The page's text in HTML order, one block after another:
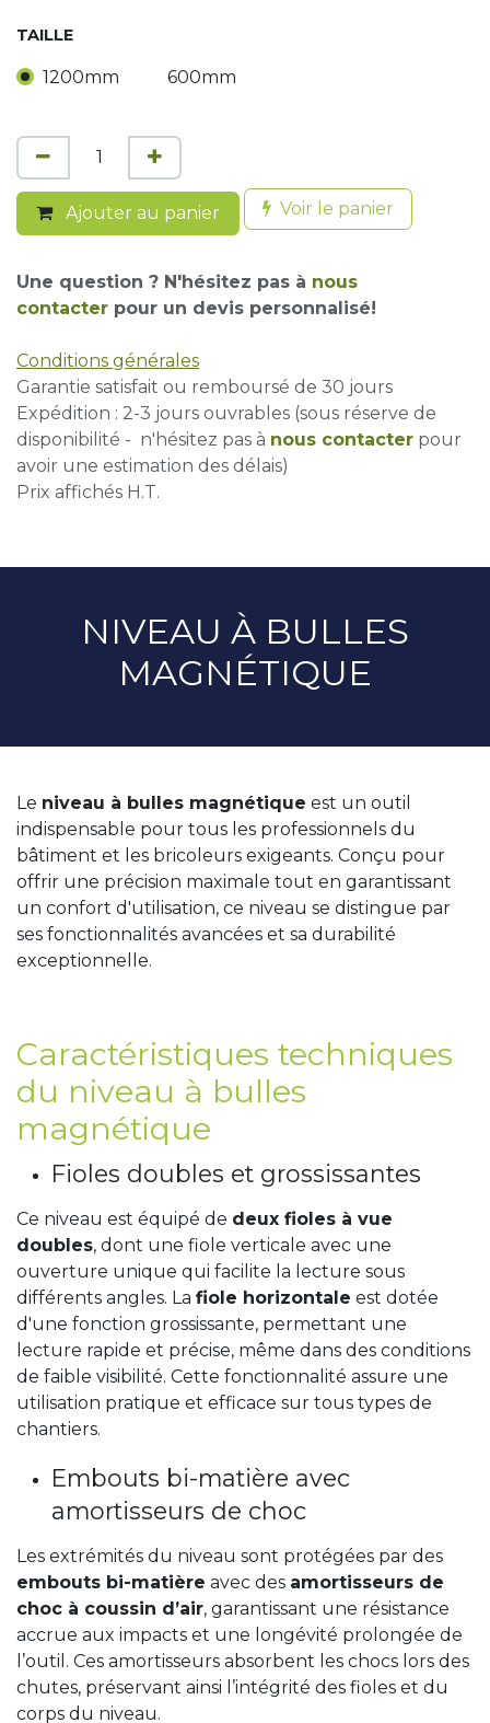
TAILLE
1200mm 600mm
Ajouter au panier Voir le panier
Une question ? N'hésitez pas à nous
contacter pour un devis personnalisé!
Conditions générales
Garantie satisfait ou remboursé de 30 jours
Expédition : 2-3 jours ouvrables (sous réserve de
disponibilité - n'hésitez pas à nous contacter pour
avoir une estimation des délais)
Prix affichés H.T.
NIVEAU À BULLES
MAGNÉTIQUE
Le niveau à bulles magnétique est un outil
indispensable pour tous les professionnels du
bâtiment et les bricoleurs exigeants. Conçu pour
offrir une précision maximale tout en garantissant
un confort d'utilisation, ce niveau se distingue par
ses fonctionnalités avancées et sa durabilité
exceptionnelle.
Caractéristiques techniques
du niveau à bulles
magnétique
Fioles doubles et grossissantes
Ce niveau est équipé de deux fioles à vue
doubles, dont une fiole verticale avec une
ouverture unique qui facilite la lecture sous
différents angles. La fiole horizontale est dotée
d'une fonction grossissante, permettant une
lecture rapide et précise, même dans des conditions
de faible visibilité. Cette fonctionnalité assure une
utilisation pratique et efficace sur tous types de
chantiers.
Embouts bi-matière avec
amortisseurs de choc
Les extrémités du niveau sont protégées par des
embouts bi-matière avec des amortisseurs de
choc à coussin d’air, garantissant une résistance
accrue aux impacts et une longévité prolongée de
l’outil. Ces amortisseurs absorbent les chocs lors des
chutes, préservant ainsi l’intégrité des fioles et du
corps du niveau.